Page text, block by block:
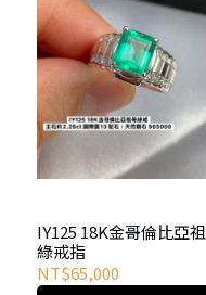
IY125 18K金哥倫比亞祖母
綠戒指
NT$65,000